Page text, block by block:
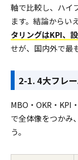
軸で比較し、ハイ
ます。結論からい
タリングはKPI、
せが、国内外で最
2-1. 4大フレ
MBO・OKR・KPI
で全体像をつかみ
う。